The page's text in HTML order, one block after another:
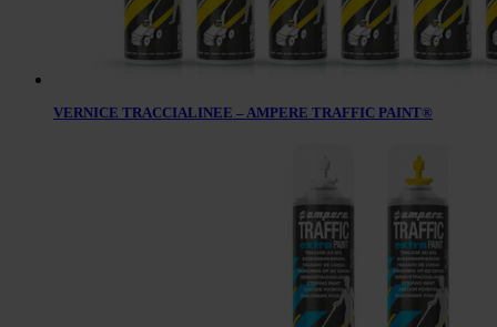
VERNICE TRACCIALINEE – AMPERE TRAFFIC PAINT®